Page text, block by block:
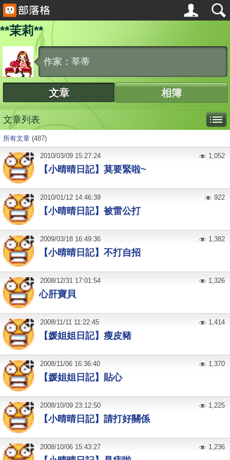
**茉莉**
作家：莘蒂
文章 相簿
文章列表
所有文章 (487)
【小晴晴日記】莫要緊啦~
2010/03/09 15:27:24 1,052
【小晴晴日記】被雷公打
2010/01/12 14:46:39 922
【小晴晴日記】不打自招
2009/03/18 16:49:36 1,382
心肝寶貝
2008/12/31 17:01:54 1,326
【媛姐姐日記】瘦皮豬
2008/11/11 11:22:45 1,414
【媛姐姐日記】貼心
2008/11/06 16:36:40 1,370
【小晴晴日記】請打好關係
2008/10/09 23:12:50 1,225
2008/10/06 15:43:27 1,236